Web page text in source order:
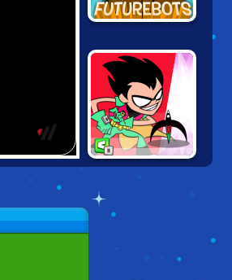
PARENTS: FIGHT
OF THE
FUTUREBOTS
TEEN TITANS